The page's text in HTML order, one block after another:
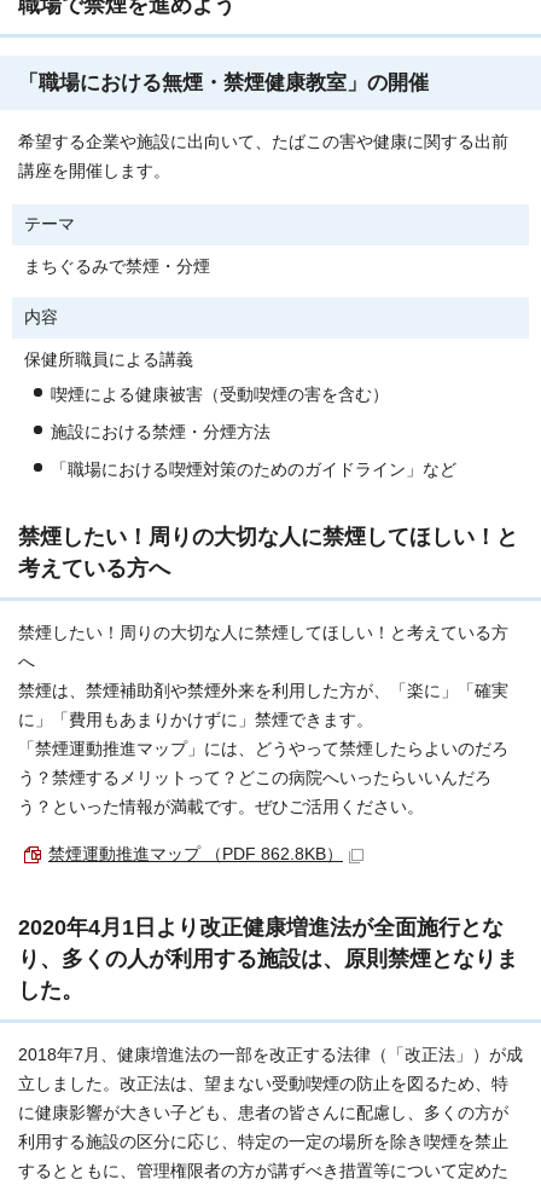
職場で禁煙を進めよう
「職場における無煙・禁煙健康教室」の開催
希望する企業や施設に出向いて、たばこの害や健康に関する出前
講座を開催します。
テーマ
まちぐるみで禁煙・分煙
内容
保健所職員による講義
喫煙による健康被害（受動喫煙の害を含む）
施設における禁煙・分煙方法
「職場における喫煙対策のためのガイドライン」など
禁煙したい！周りの大切な人に禁煙してほしい！と
考えている方へ
禁煙したい！周りの大切な人に禁煙してほしい！と考えている方
へ
禁煙は、禁煙補助剤や禁煙外来を利用した方が、「楽に」「確実
に」「費用もあまりかけずに」禁煙できます。
「禁煙運動推進マップ」には、どうやって禁煙したらよいのだろ
う？禁煙するメリットって？どこの病院へいったらいいんだろ
う？といった情報が満載です。ぜひご活用ください。
禁煙運動推進マップ （PDF 862.8KB）
2020年4月1日より改正健康増進法が全面施行とな
り、多くの人が利用する施設は、原則禁煙となりま
した。
2018年7月、健康増進法の一部を改正する法律（「改正法」）が成
立しました。改正法は、望まない受動喫煙の防止を図るため、特
に健康影響が大きい子ども、患者の皆さんに配慮し、多くの方が
利用する施設の区分に応じ、特定の一定の場所を除き喫煙を禁止
するとともに、管理権限者の方が講ずべき措置等について定めた